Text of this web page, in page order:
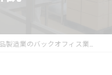
業のバックオフィス業務改善は何から始める？費用と注意点まで解説